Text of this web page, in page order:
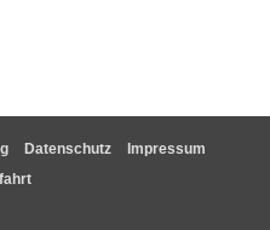
Datenschutz
Impressum